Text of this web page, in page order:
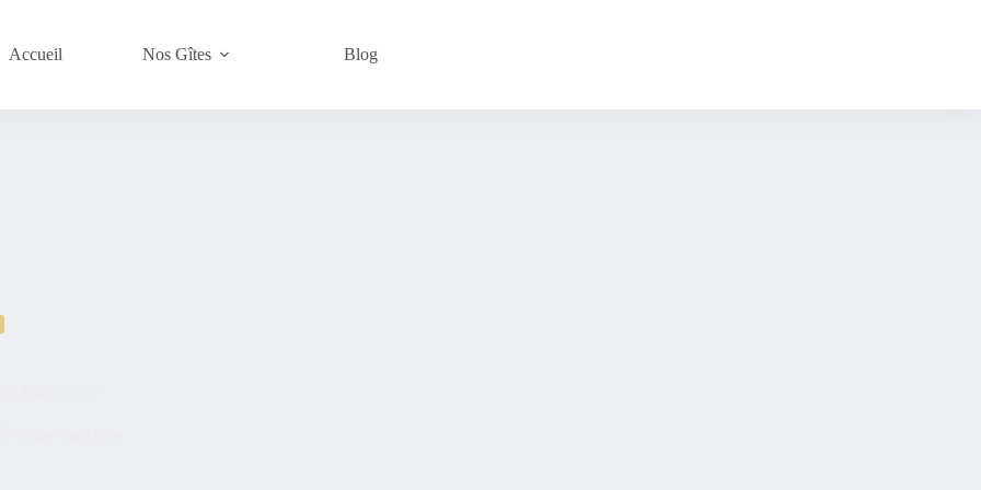
Accueil Nos Gîtes Blog